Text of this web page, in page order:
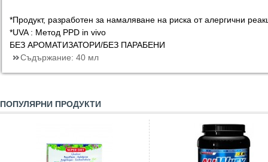
*Продукт, разработен за намаляване на риска от алергични
*UVA : Метод PPD in vivo
БЕЗ АРОМАТИЗАТОРИ/БЕЗ ПАРАБЕНИ
Съдържание: 40 мл
ПОПУЛЯРНИ ПРОДУКТИ